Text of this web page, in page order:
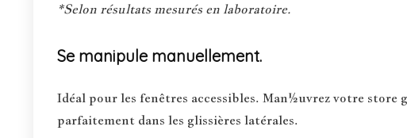
*Selon résultats mesurés en laboratoire.
Se manipule manuellement.
Idéal pour les fenêtres accessibles. Man½uvrez votre store
parfaitement dans les glissières latérales.